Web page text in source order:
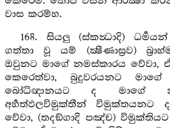
වාස කරම්හ.
168. සියලු (ස්කන්‍ධාදි)
ගත්තා වූ යම් (ක්‍ෂීණාස්‍රව)
ඔවුනට මාගේ නමස්කාරය වේවා,
කෙරෙත්වා, බුදුවරයනට මාගේ
බෝධිඥානයට ද මාගේ
අර්‍හත්ඵලවිමුක්තීන් විමුක්තයනට
වේවා, (තදඞ්ගාදි පඤ්ච)